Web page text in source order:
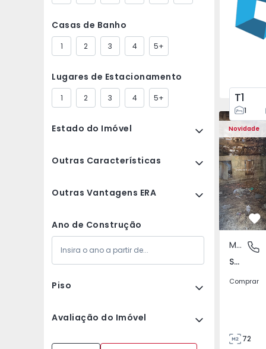
Casas de Banho
1 2 3 4 5+
Lugares de Estacionamento
1 2 3 4 5+
Estado do Imóvel
Outras Características
Outras Vantagens ERA
Ano de Construção
Piso
Avaliação do Imóvel
T1
1
Novidade
Moradia
São
Moradia Rústica
São Tomé do Castelo e Justes, Vila Real
Comprar
72